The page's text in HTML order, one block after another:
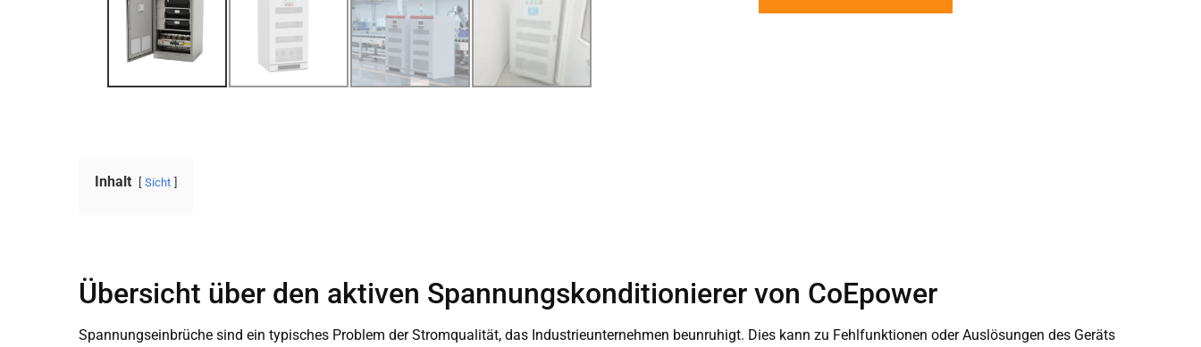
Inhalt Sicht
Übersicht über den aktiven Spannungskonditionierer von CoEpower
Spannungseinbrüche sind ein typisches Problem der Stromqualität, das Industrieunternehmen beunruhigt. Dies kann zu Fehlfunktionen oder Auslösungen des Geräts